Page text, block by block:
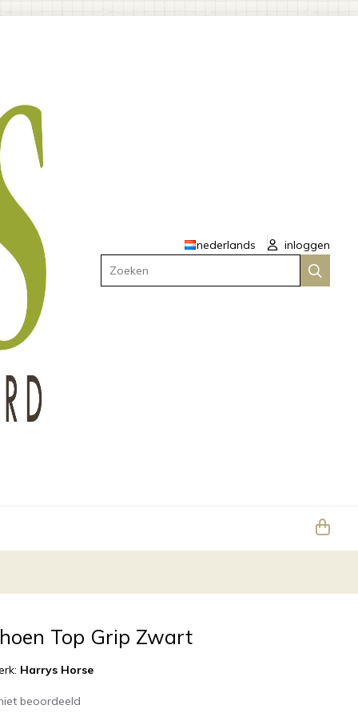
nederlands
inloggen
Zoeken
Top Grip Zwart
Harrys Horse
beoordeeld